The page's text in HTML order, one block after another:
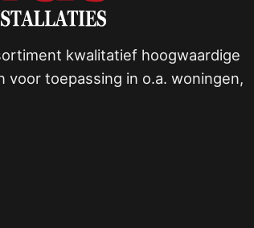
kwalitatief hoogwaardige
toepassing in o.a. woningen,